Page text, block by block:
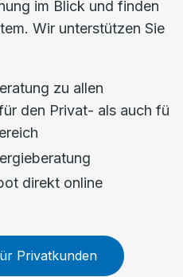
im Blick und finden
Wir unterstützen Sie
zu allen
den Privat- als auch für
direkt online
Privatkunden